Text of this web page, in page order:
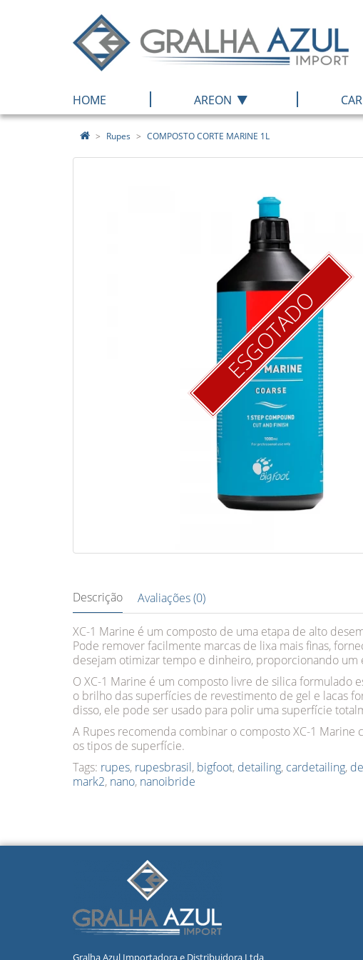
HOME | AREON |
Rupes COMPOSTO CORTE MARINE 1L
ESGOTADO
Descrição Avaliações (0)
XC-1 Marine é um composto de uma etapa de alto
Pode remover facilmente marcas de lixa mais finas,
desejam otimizar tempo e dinheiro, proporcionando um
O XC-1 Marine é um composto livre de silica formulado
o brilho das superfícies de revestimento de gel e lacas
disso, ele pode ser usado para polir uma superfície
A Rupes recomenda combinar o composto XC-1
os tipos de superfície.
Tags: rupes, rupesbrasil, bigfoot, detailing, cardetailing,
mark2, nano, nanoibride
Gralha Azul Importadora e Distribuidora Ltda